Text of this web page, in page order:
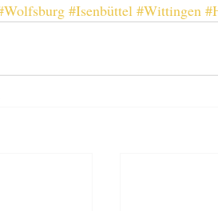
#Isenbüttel #Wittingen